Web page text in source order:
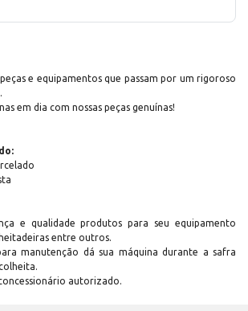
e equipamentos que passam por um rigoroso
em dia com nossas peças genuínas!
e qualidade produtos para seu equipamento
entre outros.
manutenção dá sua máquina durante a safra
autorizado.